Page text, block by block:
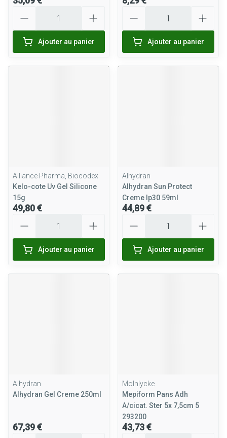
Ajouter au panier Ajouter au panier
Alliance Pharma, Biocodex
Kelo-cote Uv Gel Silicone
15g
49,80 €
Ajouter au panier
Alhydran
Alhydran Sun Protect
Creme Ip30 59ml
44,89 €
Ajouter au panier
Alhydran
Alhydran Gel Creme 250ml
67,39 €
Molnlycke
Mepiform Pans Adh
A/cicat. Ster 5x 7,5cm 5
293200
43,73 €